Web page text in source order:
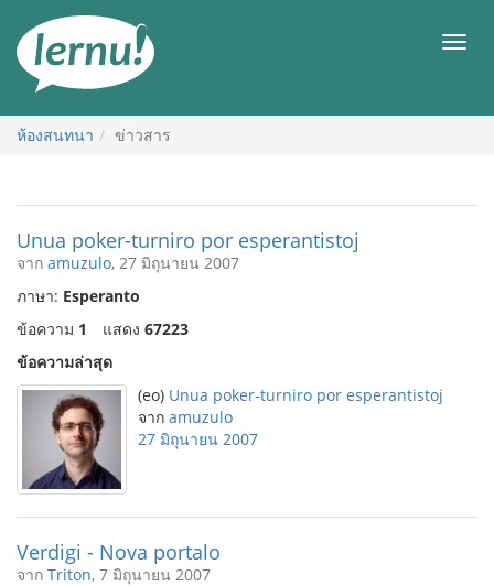
สารบัญ
เมนู
ห้องสนทนา ข่าวสาร
Unua poker-turniro por esperantistoj
จาก amuzulo, 27 มิถุนายน 2007
ภาษา: Esperanto
ข้อความ 1 แสดง 67223
ข้อความล่าสุด
(eo) Unua poker-turniro por esperantistoj
จาก amuzulo
27 มิถุนายน 2007
Verdigi - Nova portalo
จาก Triton, 7 มิถุนายน 2007